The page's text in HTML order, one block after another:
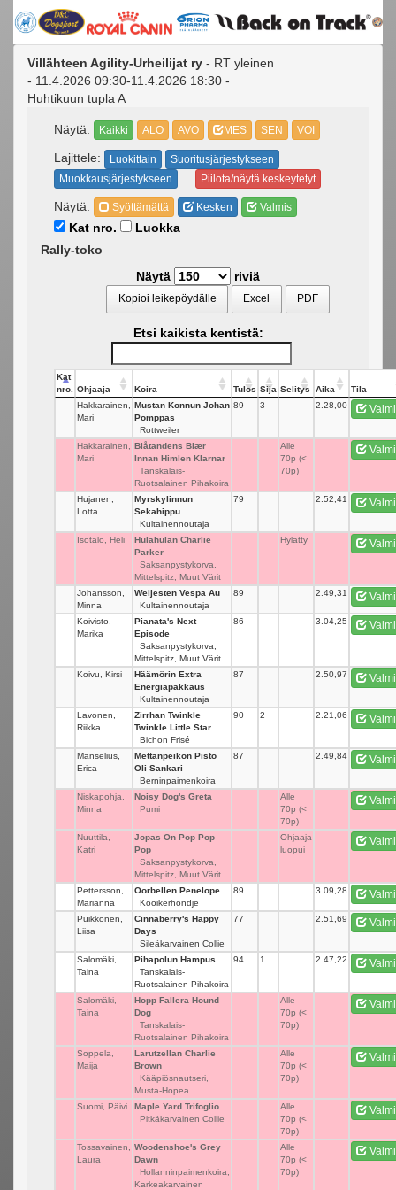
Villähteen Agility-Urheilijat ry - RT yleinen
- 11.4.2026 09:30-11.4.2026 18:30 -
Huhtikuun tupla A
Näytä: Kaikki ALO AVO MES SEN VOI
Lajittele: Luokittain
Suoritusjärjestykseen
Muokkausjärjestykseen
Piilota/näytä keskeytetyt
Näytä: Syöttämättä Kesken Valmis
Kat nro.
Luokka
Rally-toko
Näytä
riviä
Kopioi leikepöydälle Excel PDF
Etsi kaikista kentistä:
Kat
nro.
Ohjaaja Koira Tulos Sija Selitys Aika
Tila
Hakkarainen,
Mari
Mustan Konnun Johan
Pomppas
Rottweiler
89 3 2.28,00
Hakkarainen,
Mari
Blåtandens Blær
Innan Himlen Klarnar
Tanskalais-
Ruotsalainen Pihakoira
Alle
70p (<
70p)
Hujanen,
Lotta
Myrskylinnun
Sekahippu
Kultainennoutaja
79 2.52,41
Isotalo, Heli
Hulahulan Charlie
Parker
Saksanpystykorva,
Mittelspitz, Muut Värit
Hylätty
Johansson,
Minna
Weljesten Vespa Au
Kultainennoutaja
89 2.49,31
Koivisto,
Marika
Pianata's Next
Episode
Saksanpystykorva,
Mittelspitz, Muut Värit
86 3.04,25
Koivu, Kirsi
Häämörin Extra
Energiapakkaus
Kultainennoutaja
87 2.50,97
Lavonen,
Riikka
Zirrhan Twinkle
Twinkle Little Star
Bichon Frisé
90 2 2.21,06
Manselius,
Erica
Mettänpeikon Pisto
Oli Sankari
Berninpaimenkoira
87 2.49,84
Niskapohja,
Minna
Noisy Dog's Greta
Pumi
Alle
70p (<
70p)
Nuuttila,
Katri
Jopas On Pop Pop
Pop
Saksanpystykorva,
Mittelspitz, Muut Värit
Ohjaaja
luopui
Pettersson,
Marianna
Oorbellen Penelope
Kooikerhondje
89 3.09,28
Puikkonen,
Liisa
Cinnaberry's Happy
Days
Sileäkarvainen Collie
77 2.51,69
Salomäki,
Taina
Pihapolun Hampus
Tanskalais-
Ruotsalainen Pihakoira
94 1 2.47,22
Salomäki,
Taina
Hopp Fallera Hound
Dog
Tanskalais-
Ruotsalainen Pihakoira
Alle
70p (<
70p)
Soppela,
Maija
Larutzellan Charlie
Brown
Kääpiösnautseri,
Musta-Hopea
Alle
70p (<
70p)
Suomi, Päivi
Maple Yard Trifoglio
Pitkäkarvainen Collie
Alle
70p (<
70p)
Tossavainen,
Laura
Woodenshoe's Grey
Dawn
Hollanninpaimenkoira,
Karkeakarvainen
Alle
70p (<
70p)